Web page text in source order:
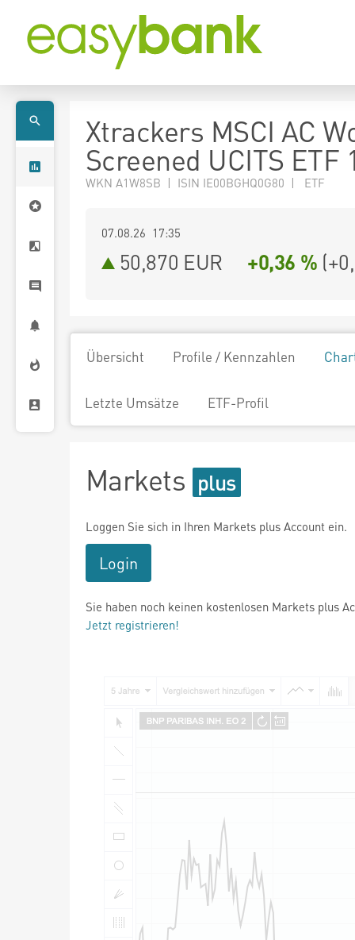
Xtrackers MSCI AC
Screened UCITS ETF
WKN A1W8SB | ISIN IE00BGHQ0G80 | ETF
07.08.26 17:35
50,870 EUR +0,36 % (
Übersicht Profile / Kennzahlen
Letzte Umsätze ETF-Profil
Markets
Loggen Sie sich in Ihren Markets plus Account ein.
Login
Sie haben noch keinen kostenlosen Markets plus
Jetzt registrieren!